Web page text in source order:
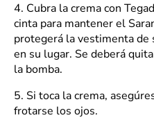
4. Cubra la crema con
cinta para mantener el
protegerá la vestimenta de
en su lugar. Se deberá
la bomba.
5. Si toca la crema,
frotarse los ojos.